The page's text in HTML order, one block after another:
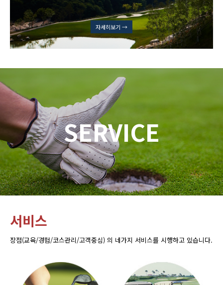
자세히보기 →
SERVICE
서비스
장점(교육/경험/코스관리/고객중심) 의 네가지 서비스를 시행하고 있습니다.